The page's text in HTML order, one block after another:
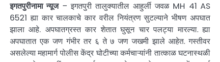
इगतपुरीनामा न्यूज– इगतपुरी तालुक्यातील आहुर्ली जवळ MH 41 AS
6521 ह्या कार चालकाचे कार वरील नियंत्रण सुटल्याने भीषण अपघात
झाला आहे. अपघातग्रस्त कार शेतात घुसून चार पलट्या मारल्या. ह्या
अपघातात एक जण गंभीर तर ६ ते ७ जण जखमी झाले आहेत. गस्तीवर
असलेल्या महामार्ग पोलीस केंद्र घोटीच्या कर्मचाऱ्यांनी तात्काळ घटनास्थळी